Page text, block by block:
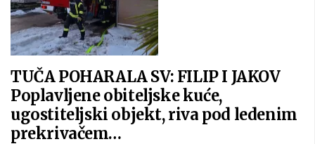
TUČA POHARALA SV: FILIP I JAKOV
Poplavljene obiteljske kuće,
ugostiteljski objekt, riva pod ledenim
prekrivačem…